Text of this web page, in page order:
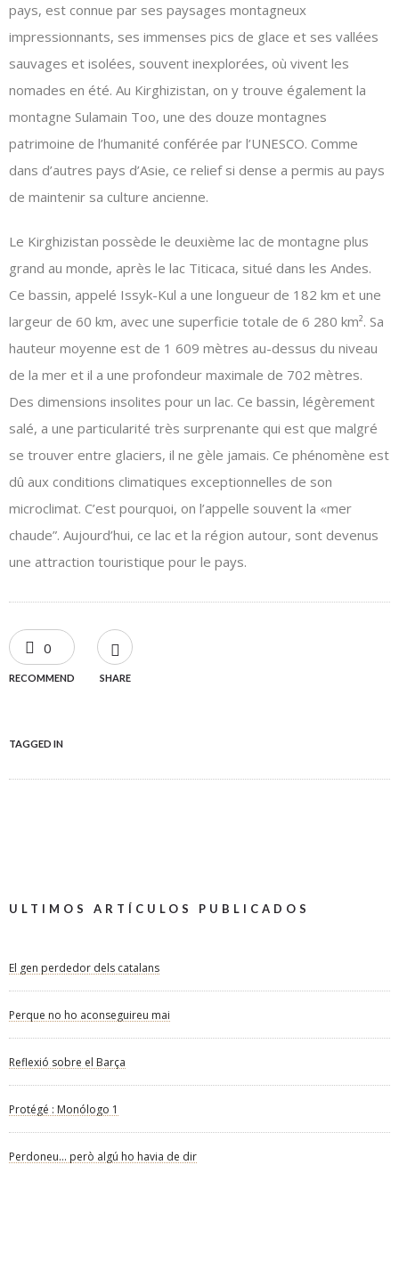
pays, est connue par ses paysages montagneux
impressionnants, ses immenses pics de glace et ses vallées
sauvages et isolées, souvent inexplorées, où vivent les
nomades en été. Au Kirghizistan, on y trouve également la
montagne Sulamain Too, une des douze montagnes
patrimoine de l’humanité conférée par l’UNESCO. Comme
dans d’autres pays d’Asie, ce relief si dense a permis au pays
de maintenir sa culture ancienne.
Le Kirghizistan possède le deuxième lac de montagne plus
grand au monde, après le lac Titicaca, situé dans les Andes.
Ce bassin, appelé Issyk-Kul a une longueur de 182 km et une
largeur de 60 km, avec une superficie totale de 6 280 km². Sa
hauteur moyenne est de 1 609 mètres au-dessus du niveau
de la mer et il a une profondeur maximale de 702 mètres.
Des dimensions insolites pour un lac. Ce bassin, légèrement
salé, a une particularité très surprenante qui est que malgré
se trouver entre glaciers, il ne gèle jamais. Ce phénomène est
dû aux conditions climatiques exceptionnelles de son
microclimat. C’est pourquoi, on l’appelle souvent la «mer
chaude”. Aujourd’hui, ce lac et la région autour, sont devenus
une attraction touristique pour le pays.
0
RECOMMEND SHARE
TAGGED IN
ULTIMOS ARTÍCULOS PUBLICADOS
El gen perdedor dels catalans
Perque no ho aconseguireu mai
Reflexió sobre el Barça
Protégé : Monólogo 1
Perdoneu… però algú ho havia de dir